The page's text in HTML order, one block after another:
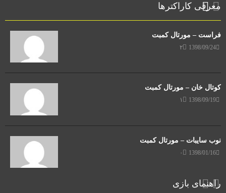
معرفی کاراکترها
فراست – مورتال کمبت
1398/09/24 ۲
کوتال خان – مورتال کمبت
1398/09/19 ۱
نوب سایبات – مورتال کمبت
1398/01/16 ۰
راهنمای بازی